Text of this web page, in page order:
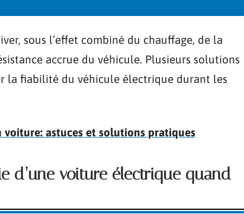
sous l’effet combiné du chauffage, de la
accrue du véhicule. Plusieurs solutions
la fiabilité du véhicule électrique durant les
voiture: astuces et solutions pratiques
d’une voiture électrique quand